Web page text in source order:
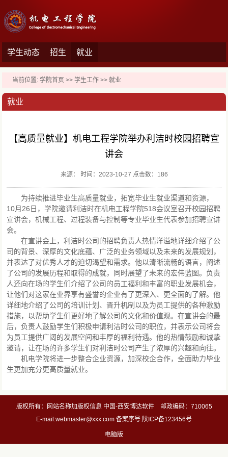
学生动态 招生 就业
当前位置:学院首页 >>学生工作 >>就业
就业
【高质量就业】机电工程学院举办利洁时校园招聘宣
讲会
来源： 时间：2023-10-27 点击数： 186
为持续推进毕业生高质量就业，拓宽毕业生就业渠道和资源，
10月26日，学院邀请利洁时在机电工程学院518会议室召开校园招聘
宣讲会，机械工程、过程装备与控制等专业毕业生代表参加招聘宣讲
会。
在宣讲会上，利洁时公司的招聘负责人热情洋溢地详细介绍了公
司的背景、深厚的文化底蕴、广泛的业务领域以及未来的发展规划，
并表达了对优秀人才的迫切渴望和需求。他以清晰流畅的语言，阐述
了公司的发展历程和取得的成就，同时展望了未来的宏伟蓝图。负责
人还向在场的学生们介绍了公司的员工福利和丰富的职业发展机会，
让他们对这家在业界享有盛誉的企业有了更深入、更全面的了解。他
详细地介绍了公司的培训计划、晋升机制以及为员工提供的各种激励
措施，以帮助学生们更好地了解公司的文化和价值观。在宣讲会的最
后，负责人鼓励学生们积极申请利洁时公司的职位，并表示公司将会
为员工提供广阔的发展空间和丰厚的福利待遇。他的热情鼓励和诚挚
邀请，让在场的许多学生们对利洁时公司产生了浓厚的兴趣和向往。
机电学院将进一步整合企业资源，加深校企合作，全面助力毕业
生更加充分更高质量就业。
版权所有：网站名称加版权信息 中国-西安博达软件 邮政编码：710065
E-mail:webmaster@xxx.com 备案序号:陕ICP备123456号
电脑版